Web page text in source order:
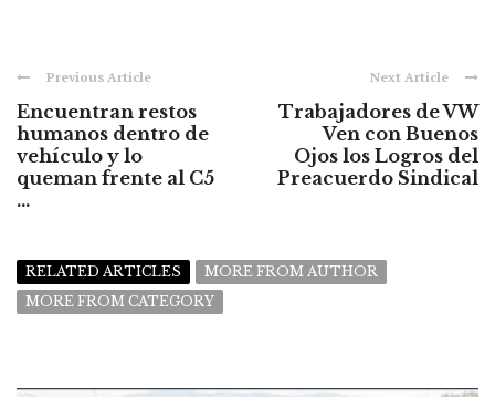
Previous Article
Encuentran restos
humanos dentro de
vehículo y lo
queman frente al C5
...
Next Article
Trabajadores de VW
Ven con Buenos
Ojos los Logros del
Preacuerdo Sindical
RELATED ARTICLES
MORE FROM AUTHOR
MORE FROM CATEGORY